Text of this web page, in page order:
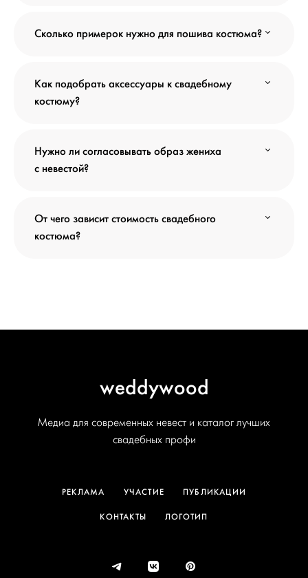
Сколько примерок нужно для пошива костюма?
Как подобрать аксессуары к свадебному
костюму?
Нужно ли согласовывать образ жениха
с невестой?
От чего зависит стоимость свадебного
костюма?
weddywood
Медиа для современных невест и каталог лучших
свадебных профи
РЕКЛАМА УЧАСТИЕ ПУБЛИКАЦИИ
КОНТАКТЫ ЛОГОТИП